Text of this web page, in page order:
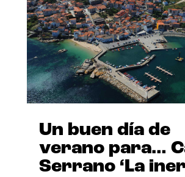
Un buen día de
verano para…
Serrano ‘La